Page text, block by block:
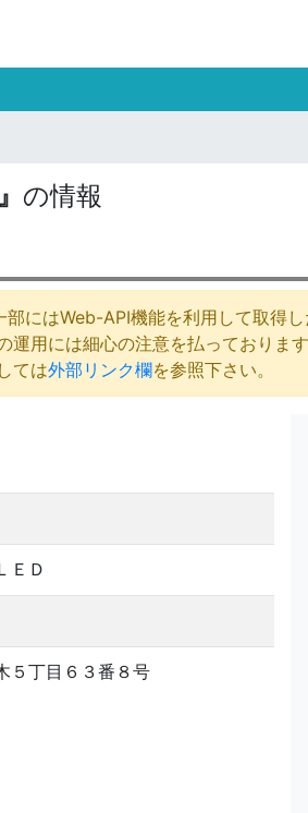
の情報
にはWeb-API機能を利用して取得
用には細心の注意を払っておりま
ては外部リンク欄を参照下さい。
ＥＤ
５丁目６３番８号